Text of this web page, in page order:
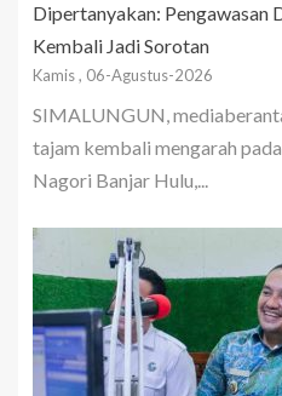
Dipertanyakan: Pengawasan
Kembali Jadi Sorotan
Kamis , 06-Agustus-2026
SIMALUNGUN,
tajam kembali mengarah
Nagori Banjar Hulu,...